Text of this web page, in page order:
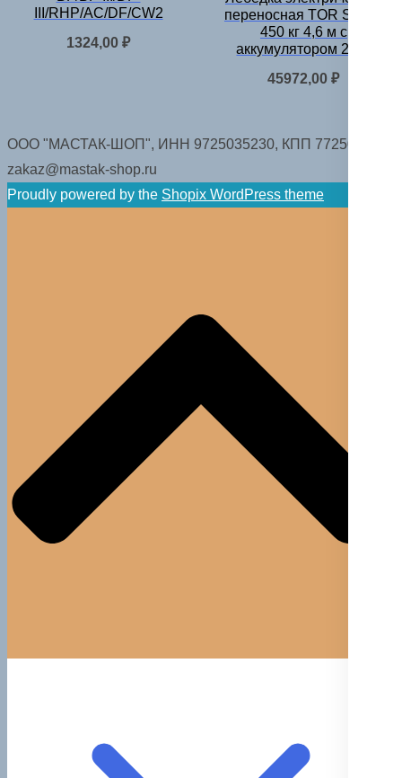
III/RHP/AC/DF/CW2
1324,00₽
переносная TOR SQ-05
450 кг 4,6 м с
аккумулятором 24 В
45972,00₽
ООО "МАСТАК-ШОП", ИНН 9725035230, КПП 772501001.
zakaz@mastak-shop.ru
Proudly powered by the Shopix WordPress theme